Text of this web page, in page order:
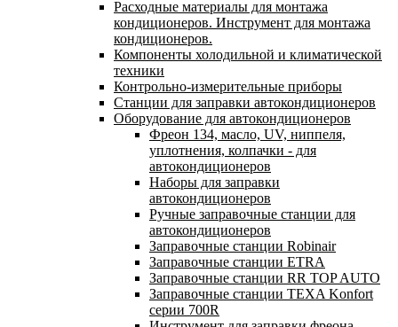
Расходные материалы для монтажа
кондиционеров. Инструмент для монтажа
кондиционеров.
Компоненты холодильной и климатической
техники
Контрольно-измерительные приборы
Станции для заправки автокондиционеров
Оборудование для автокондиционеров
Фреон 134, масло, UV, ниппеля,
уплотнения, колпачки - для
автокондиционеров
Наборы для заправки
автокондиционеров
Ручные заправочные станции для
автокондиционеров
Заправочные станции Robinair
Заправочные станции ETRA
Заправочные станции RR TOP AUTO
Заправочные станции TEXA Konfort
серии 700R